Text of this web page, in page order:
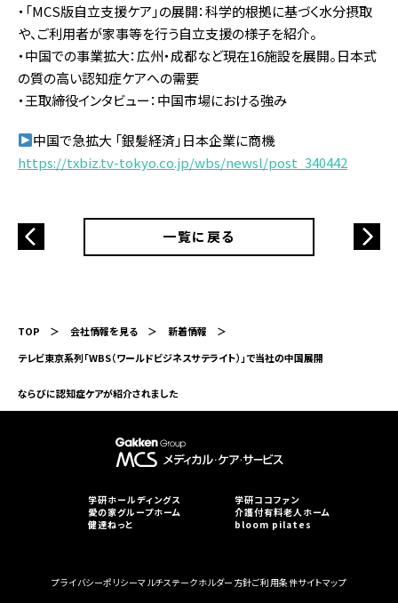
・「MCS版自立支援ケア」の展開：科学的根拠に基づく水分摂取
や、ご利用者が家事等を行う自立支援の様子を紹介。
・中国での事業拡大：広州・成都など現在16施設を展開。日本式
の質の高い認知症ケアへの需要
・王取締役インタビュー：中国市場における強み
中国で急拡大 「銀髪経済」日本企業に商機
https://txbiz.tv-tokyo.co.jp/wbs/newsl/post_340442
一覧に戻る
TOP 会社情報を見る
新着情報
テレビ東京系列「WBS（ワールドビジネスサテライト）」で当社の中国展開
ならびに認知症ケアが紹介されました
学研ホールディングス
学研ココファン
愛の家グループホーム
介護付有料老人ホーム
健達ねっと
bloom pilates
プライバシーポリシーマルチステークホルダー方針ご利用条件サイトマップ